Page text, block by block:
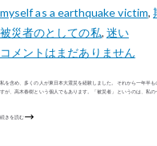
myself as a earthquake victim,
被災者のとしての私, 迷い
コメントはまだありません
私を含め、多くの人が東日本大震災を経験しました。それから一年半
すが、高木春樹という個人でもあります。「被災者」というのは、私
続きを読む